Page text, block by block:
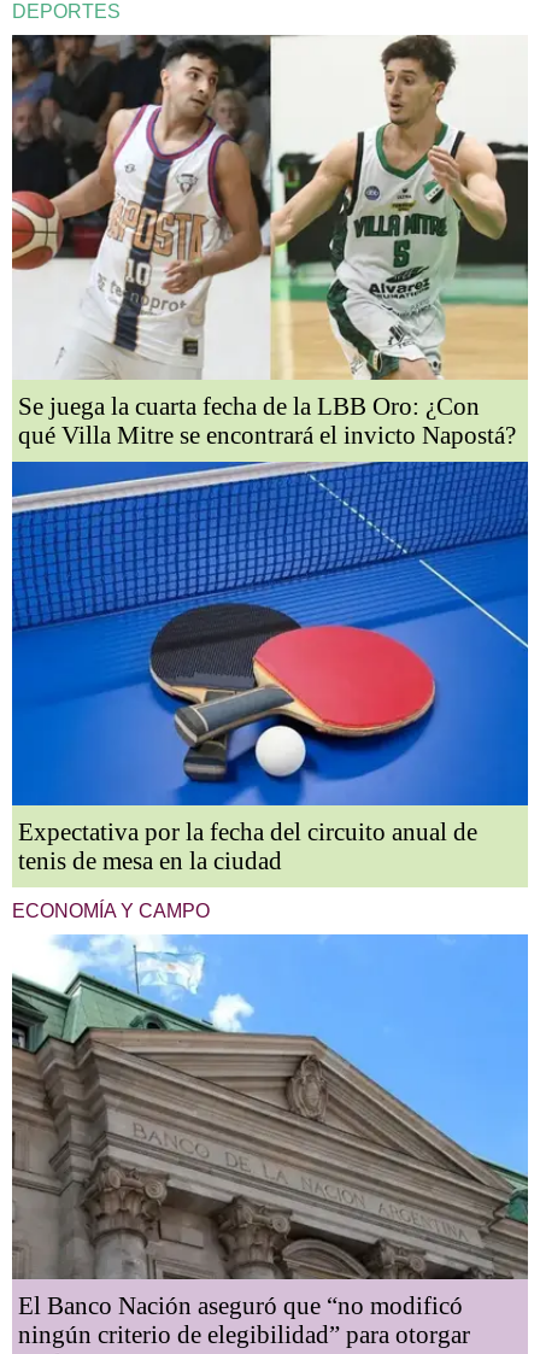
DEPORTES
Se juega la cuarta fecha de la LBB Oro: ¿Con
qué Villa Mitre se encontrará el invicto Napostá?
Expectativa por la fecha del circuito anual de
tenis de mesa en la ciudad
ECONOMÍA Y CAMPO
El Banco Nación aseguró que “no modificó
ningún criterio de elegibilidad” para otorgar